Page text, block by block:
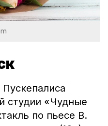
студии «Чудные
по пьесе В.